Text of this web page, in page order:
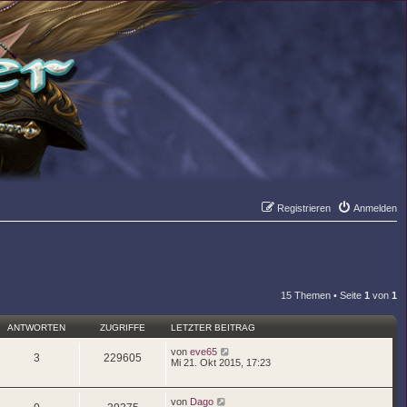
Anmelden
Registrieren
15 Themen • Seite 1 von 1
ANTWORTEN ZUGRIFFE LETZTER BEITRAG
3 229605 von eve65
Mi 21. Okt 2015, 17:23
von Dago